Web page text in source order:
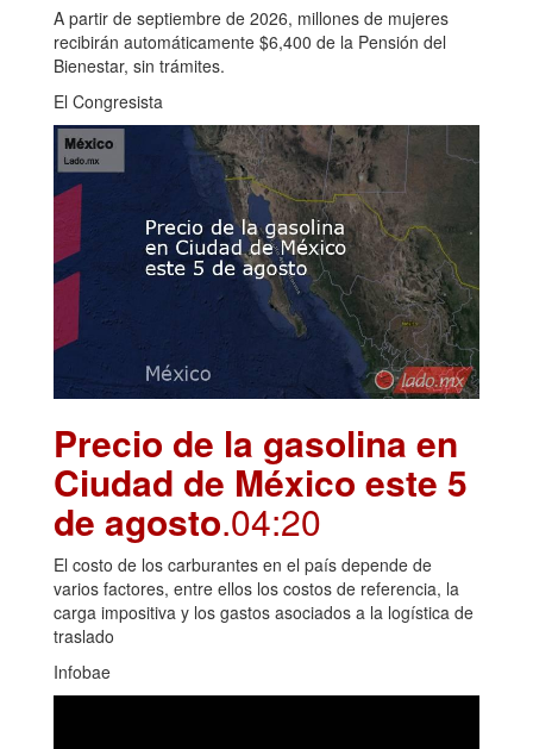
A partir de septiembre de 2026, millones de mujeres
recibirán automáticamente $6,400 de la Pensión del
Bienestar, sin trámites.
El Congresista
Precio de la gasolina en
Ciudad de México este 5
de agosto.04:20
El costo de los carburantes en el país depende de
varios factores, entre ellos los costos de referencia, la
carga impositiva y los gastos asociados a la logística de
traslado
Infobae